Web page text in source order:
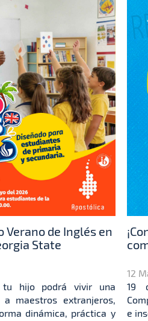
Verano de Inglés en
State
hijo podrá vivir una
maestros extranjeros,
dinámica, práctica y
12
19
e